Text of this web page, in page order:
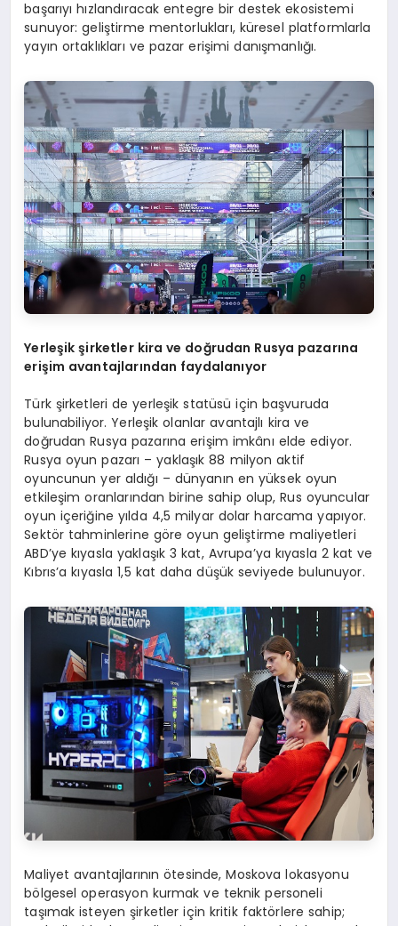
başarıyı hızlandıracak entegre bir destek ekosistemi
sunuyor: geliştirme mentorlukları, küresel platformlarla
yayın ortaklıkları ve pazar erişimi danışmanlığı.
Yerleşik şirketler kira ve doğrudan Rusya pazarına
erişim avantajlarından faydalanıyor
Türk şirketleri de yerleşik statüsü için başvuruda
bulunabiliyor. Yerleşik olanlar avantajlı kira ve
doğrudan Rusya pazarına erişim imkânı elde ediyor.
Rusya oyun pazarı – yaklaşık 88 milyon aktif
oyuncunun yer aldığı – dünyanın en yüksek oyun
etkileşim oranlarından birine sahip olup, Rus oyuncular
oyun içeriğine yılda 4,5 milyar dolar harcama yapıyor.
Sektör tahminlerine göre oyun geliştirme maliyetleri
ABD’ye kıyasla yaklaşık 3 kat, Avrupa’ya kıyasla 2 kat ve
Kıbrıs’a kıyasla 1,5 kat daha düşük seviyede bulunuyor.
Maliyet avantajlarının ötesinde, Moskova lokasyonu
bölgesel operasyon kurmak ve teknik personeli
taşımak isteyen şirketler için kritik faktörlere sahip;